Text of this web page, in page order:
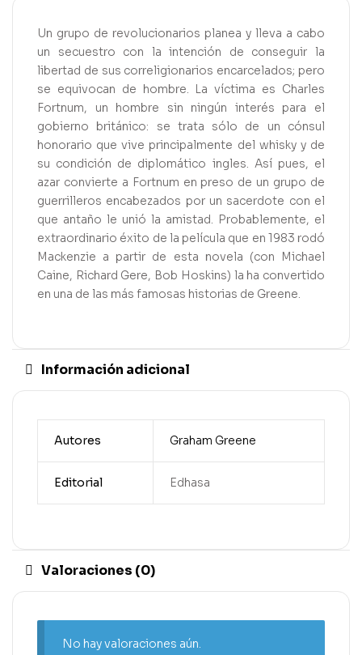
Un grupo de revolucionarios planea y lleva a cabo
un secuestro con la intención de conseguir la
libertad de sus correligionarios encarcelados; pero
se equivocan de hombre. La víctima es Charles
Fortnum, un hombre sin ningún interés para el
gobierno británico: se trata sólo de un cónsul
honorario que vive principalmente del whisky y de
su condición de diplomático ingles. Así pues, el
azar convierte a Fortnum en preso de un grupo de
guerrilleros encabezados por un sacerdote con el
que antaño le unió la amistad. Probablemente, el
extraordinario éxito de la película que en 1983 rodó
Mackenzie a partir de esta novela (con Michael
Caine, Richard Gere, Bob Hoskins) la ha convertido
en una de las más famosas historias de Greene.
Información adicional
Autores Graham Greene
Editorial Edhasa
Valoraciones (0)
No hay valoraciones aún.